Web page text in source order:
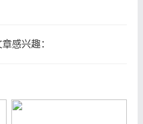
感兴趣：